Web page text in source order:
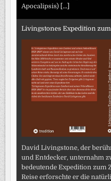
Apocalipsis) [...]
Livingstones Expedition
David Livingstone, der
und Entdecker, unternahm
bedeutende Expedition zum
Reise erforschte er die